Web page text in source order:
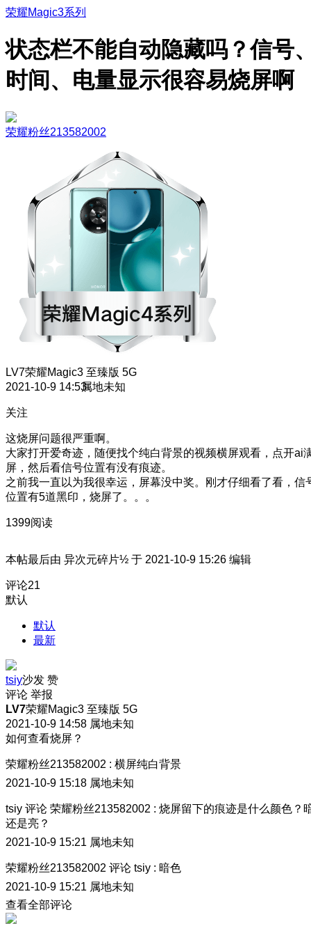
荣耀Magic3系列
状态栏不能自动隐藏吗？信号
时间、电量显示很容易烧屏啊
荣耀粉丝213582002
LV7荣耀Magic3 至臻版 5G
2021-10-9 14:53属地未知
关注
这烧屏问题很严重啊。
大家打开爱奇迹，随便找个纯白背景的视频横屏观看，点开ai
屏，然后看信号位置有没有痕迹。
之前我一直以为我很幸运，屏幕没中奖。刚才仔细看了看，信
位置有5道黑印，烧屏了。。。
1399阅读
本帖最后由 异次元碎片½ 于 2021-10-9 15:26 编辑
评论21
默认
默认
最新
tsiy沙发 赞
评论 举报
LV7荣耀Magic3 至臻版 5G
2021-10-9 14:58 属地未知
如何查看烧屏？
荣耀粉丝213582002 : 横屏纯白背景
2021-10-9 15:18 属地未知
tsiy 评论 荣耀粉丝213582002 : 烧屏留下的痕迹是什么颜色？
还是亮？
2021-10-9 15:21 属地未知
荣耀粉丝213582002 评论 tsiy : 暗色
2021-10-9 15:21 属地未知
查看全部评论